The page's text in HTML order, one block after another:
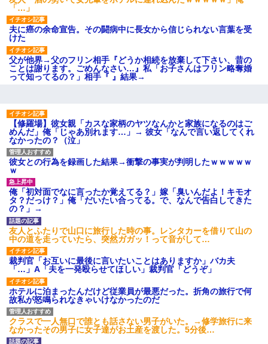
百年の恋12-899 食べた量を
張り合ってくる
【悲報】佐藤輝明・・・２軍
でも盛大にやらかす←あまり悲
しませないでくれ
「…」
夫に癌の余命宣告。その闘病中に長女から信じられない言葉を受
けた
父が他界→父のフリン相手『どうか相続を放棄して下さい、昔の
ことは謝ります。ごめんなさい…』私「お子さんはフリン略奪婚
って知ってるの？」相手『 』結果→
【修羅場】彼女親「カスな家柄のヤツなんかと家族になるのはご
めんだ」俺「じゃあ別れます…」→ 彼女「なんで言い返してくれ
なかったの？（泣」
彼女との行為を録画した結果→衝撃の事実が判明したｗｗｗｗｗ
ｗ
俺「初対面でなに言ったか覚えてる？」嫁「臭いんだよ！キモオ
タ？だっけ？」俺「だいたい合ってる。で、なんで告白してきた
の？」→
友人とふたりで山口に旅行した時の事。レンタカーを借りて山の
中の道を走っていたら、突然ガガッ！って音がして…
裁判官「お互いに最後に言いたいことはありますか」バカ夫
「…」A「夫を一発殴らせてほしい」裁判官「どうぞ」
ホテルに泊まったんだけど従業員が最悪だった。折角の旅行で何
故私が怒鳴られなきゃいけなかったのだ
クラスで一人無口で誰とも話さない男子がいた。→修学旅行に来
なかったその男子に女子達がお土産を渡した。5分後…